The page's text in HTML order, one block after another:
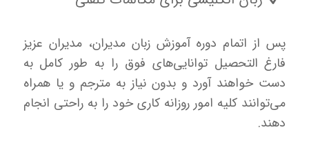
پس از اتمام دوره آموزش زبان مدیران، مدیران عزیز
فارغ التحصیل توانایی‌های فوق را به طور کامل به
دست خواهند آورد و بدون نیاز به مترجم و یا همراه
می‌توانند کلیه امور روزانه کاری خود را به راحتی انجام
دهند.